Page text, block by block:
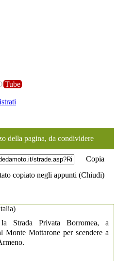
Tube
della pagina, da condividere
Copia
copiato negli appunti (Chiudi)
Strada Privata Borromea, a
Monte Mottarone per scendere a